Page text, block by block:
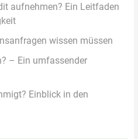
aufnehmen? Ein Leitfaden
wissen müssen
– Ein umfassender
Einblick in den